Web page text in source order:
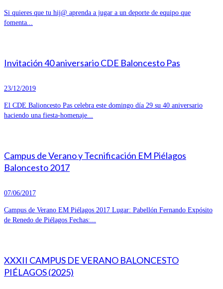
Si quieres que tu hij@ aprenda a jugar a un deporte de equipo que
fomenta...
Invitación 40 aniversario CDE Baloncesto Pas
23/12/2019
El CDE Balioncesto Pas celebra este domingo día 29 su 40 aniversario
haciendo una fiesta-homenaje...
Campus de Verano y Tecnificación EM Piélagos
Baloncesto 2017
07/06/2017
Campus de Verano EM Piélagos 2017 Lugar: Pabellón Fernando Expósito
de Renedo de Piélagos Fechas:...
XXXII CAMPUS DE VERANO BALONCESTO
PIÉLAGOS (2025)